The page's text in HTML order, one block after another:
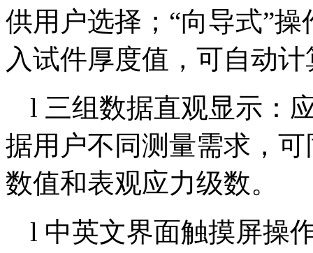
供用户选择；“向导式”
入试件厚度值，可自动
l 三组数据直观显示：
据用户不同测量需求，
数值和表观应力级数。
l 中英文界面触摸屏操